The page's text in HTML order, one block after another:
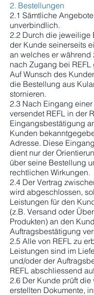
2. Bestellungen
2.1 Sämtliche
unverbindlich.
2.2 Durch die jeweilige
der Kunde seinerseits
an welches er während
nach Zugang bei REFL
Auf Wunsch des
die Bestellung aus
stornieren.
2.3 Nach Eingang
versendet REFL in der
Eingangsbestätigung
Kunden
Adresse. Diese
dient nur der
über seine Bestellung
rechtlichen Wirkungen.
2.4 Der Vertrag
wird abgeschlossen,
Leistungen für den
(z.B. Versand oder
Produkten) an den
Auftragsbestätigung
2.5 Alle von REFL zu
Leistungen sind im
und/oder der
REFL abschliessend
2.6 Der Kunde prüft die
erstellten Dokumente,